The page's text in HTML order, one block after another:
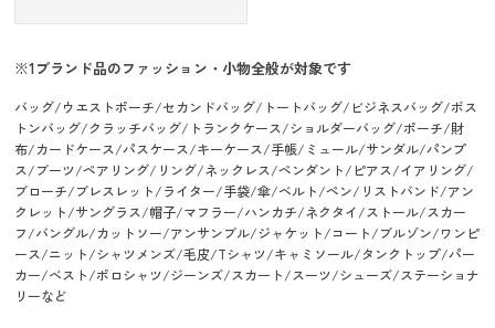
ブランド品のファッション・小物全般が対象です
バッグ/ウエストポーチ/セカンドバッグ/トートバッグ/ビジネスバッグ/ボス
トンバッグ/クラッチバッグ/トランクケース/ショルダーバッグ/ポーチ/財
布/カードケース/パスケース/キーケース/手帳/ミュール/サンダル/パンプ
ス/ブーツ/ペアリング/リング/ネックレス/ペンダント/ピアス/イアリング/
ブローチ/ブレスレット/ライター/手袋/傘/ベルト/ペン/リストバンド/アン
クレット/サングラス/帽子/マフラー/ハンカチ/ネクタイ/ストール/スカー
フ/バングル/カットソー/アンサンブル/ジャケット/コート/ブルゾン/ワンピ
ース/ニット/シャツメンズ/毛皮/Tシャツ/キャミソール/タンクトップ/パー
カー/ベスト/ポロシャツ/ジーンズ/スカート/スーツ/シューズ/ステーショナ
リーなど